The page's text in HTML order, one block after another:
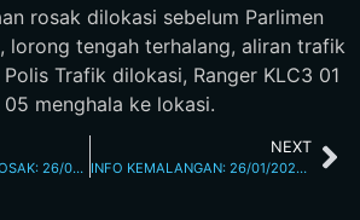
rosak dilokasi sebelum Parlimen
lorong tengah terhalang, aliran trafik
Trafik dilokasi, Ranger KLC3 01
05 menghala ke lokasi.
INFO KENDERAAN ROSAK: 26/01/2026 03.45PM JALAN TUN RAZAK
NEXT
INFO KEMALANGAN: 26/01/2026 05.30PM JALAN KUCHING